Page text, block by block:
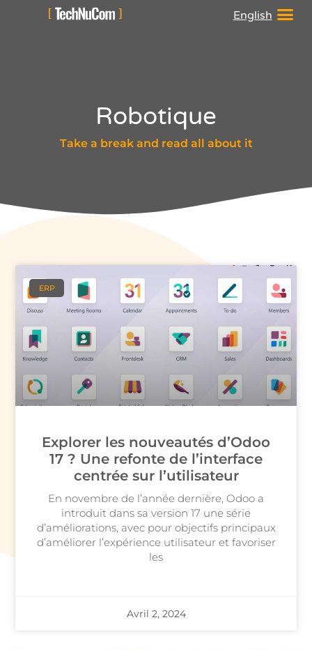
English
Robotique
Take a break and read all about it
ERP
Explorer les nouveautés d’Odoo
17 ? Une refonte de l’interface
centrée sur l’utilisateur
En novembre de l’année dernière, Odoo a
introduit dans sa version 17 une série
d’améliorations, avec pour objectifs principaux
d’améliorer l’expérience utilisateur et favoriser
les
Avril 2, 2024